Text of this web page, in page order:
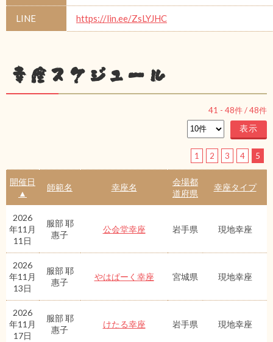
LINE https://lin.ee/ZsLYJHC
幸座スケジュール
41 - 48件 /48件
1 2 3 4 5
開催日
▲
師範名 幸座名
会場都
道府県
幸座タイプ
2026
年11月
11日
服部 耶
惠子
公会堂幸座 岩手県 現地幸座
2026
年11月
13日
服部 耶
惠子
やはぱーく幸座 宮城県 現地幸座
2026
年11月
17日
服部 耶
惠子
けたる幸座 岩手県 現地幸座